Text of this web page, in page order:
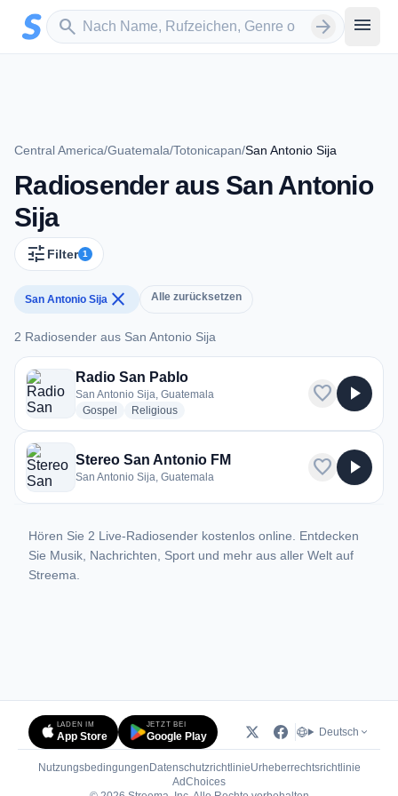
Zum Hauptinhalt springen
search
Sender suchen arrow_forward menu
Central America/Guatemala/Totonicapan/San Antonio Sija
Radiosender aus San Antonio
Sija
tune Filter 1
San Antonio Sija close Alle zurücksetzen
2 Radiosender aus San Antonio Sija
2 Radiosender aus San Antonio Sija
Radio San Pablo
San Antonio Sija, Guatemala
Gospel
radio stations
Religiousradio stations
favorite play_arrow
Stereo San Antonio FM
San Antonio Sija, Guatemala favorite play_arrow
Hören Sie 2 Live-Radiosender kostenlos online. Entdecken
Sie Musik, Nachrichten, Sport und mehr aus aller Welt auf
Streema.
LADEN IM
App Store
JETZT BEI
Google Play Deutsch
Nutzungsbedingungen DatenschutzrichtlinieUrheberrechtsrichtlinie
AdChoices(öffnet in neuem Tab)